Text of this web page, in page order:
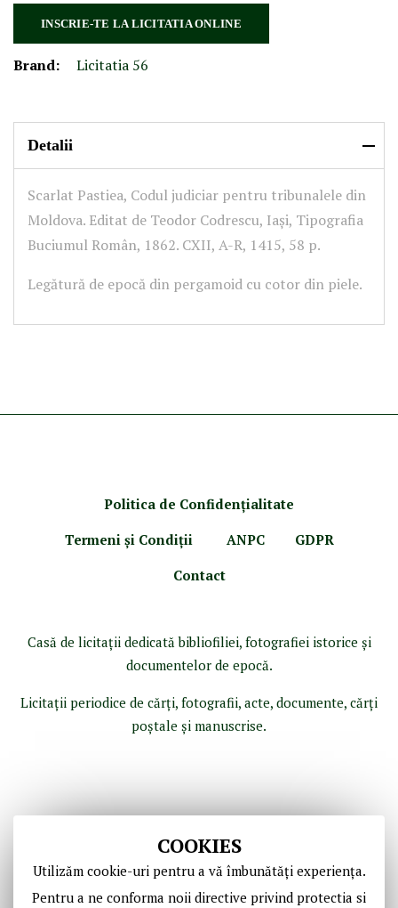
INSCRIE-TE LA LICITATIA ONLINE
Brand: Licitatia 56
Detalii
Scarlat Pastiea, Codul judiciar pentru tribunalele din
Moldova. Editat de Teodor Codrescu, Iași, Tipografia
Buciumul Român, 1862. CXII, A-R, 1415, 58 p.
Legătură de epocă din pergamoid cu cotor din piele.
COOKIES
Utilizăm cookie-uri pentru a vă îmbunătăți experiența.
Pentru a ne conforma noii directive privind protectia si
Politica de Confidenţialitate
Termeni şi Condiţii
ANPC
GDPR
Contact
Casă de licitaţii dedicată bibliofiliei, fotografiei istorice şi
documentelor de epocă.
Licitaţii periodice de cărţi, fotografii, acte, documente, cărţi
poştale şi manuscrise.